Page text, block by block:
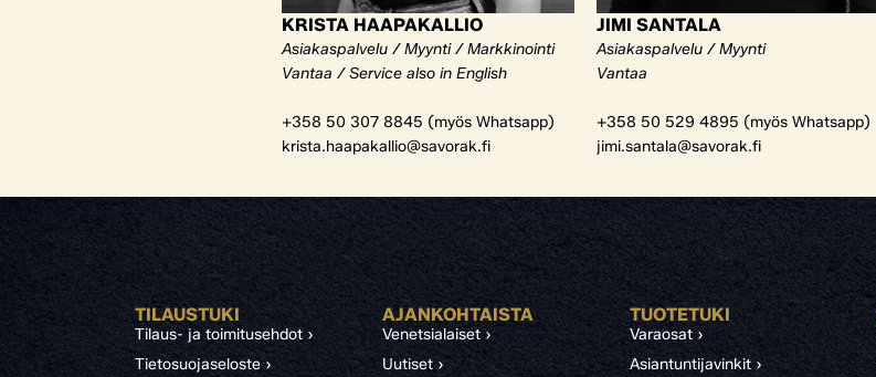
KRISTA HAAPAKALLIO
Asiakaspalvelu / Myynti / Markkinointi
Vantaa / Service also in English
+358 50 307 8845 (myös Whatsapp)
krista.haapakallio@savorak.fi
JIMI SANTALA
Asiakaspalvelu / Myynti
Vantaa
+358 50 529 4895 (myös Whatsapp)
jimi.santala@savorak.fi
TILAUSTUKI
Tilaus- ja toimitusehdot ›
Tietosuojaseloste ›
AJANKOHTAISTA
Venetsialaiset ›
Uutiset ›
TUOTETUKI
Varaosat ›
Asiantuntijavinkit ›